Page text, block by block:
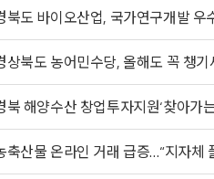
북도 바이오산업, 국가연구개발
상북도 농어민수당, 올해도 꼭 챙기
북 해양수산 창업투자지원‘찾아가
축산물 온라인 거래 급증…“지자체